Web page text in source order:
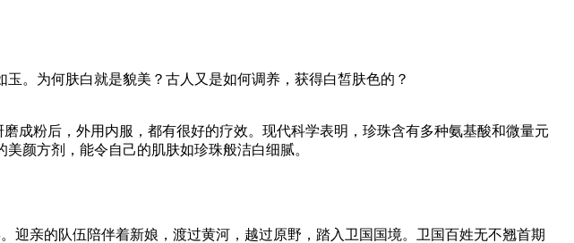
。为何肤白就是貌美？古人又是如何调养，获得白皙肤色的？
成粉后，外用内服，都有很好的疗效。现代科学表明，珍珠含有多种氨基酸和微量元
颜方剂，能令自己的肌肤如珍珠般洁白细腻。
亲的队伍陪伴着新娘，渡过黄河，越过原野，踏入卫国国境。卫国百姓无不翘首期